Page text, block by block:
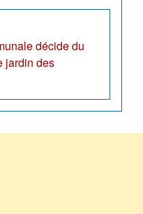
décide du
jardin des